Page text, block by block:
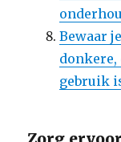
Bewaar
gebruik